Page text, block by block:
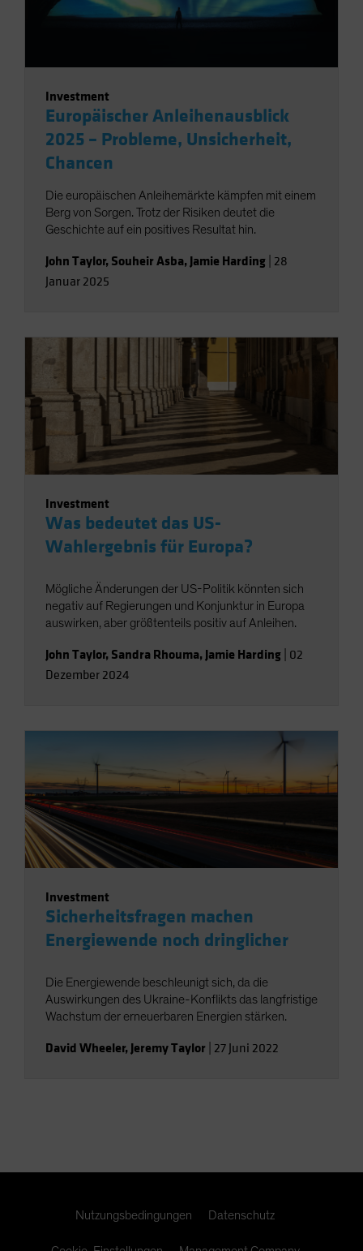
Investment
Europäischer Anleihenausblick
2025 – Probleme, Unsicherheit,
Chancen
Die europäischen Anleihemärkte kämpfen mit einem
Berg von Sorgen. Trotz der Risiken deutet die
Geschichte auf ein positives Resultat hin.
John Taylor, Souheir Asba,Jamie Harding 28
Januar 2025
Investment
Was bedeutet das US-
Wahlergebnis für Europa?
Mögliche Änderungen der US-Politik könnten sich
negativ auf Regierungen und Konjunktur in Europa
auswirken, aber größtenteils positiv auf Anleihen.
John Taylor, Sandra Rhouma,Jamie Harding 02
Dezember 2024
Investment
Sicherheitsfragen machen
Energiewende noch dringlicher
Die Energiewende beschleunigt sich, da die
Auswirkungen des Ukraine-Konflikts das langfristige
Wachstum der erneuerbaren Energien stärken.
David Wheeler,Jeremy Taylor 27 Juni 2022
Nutzungsbedingungen Datenschutz